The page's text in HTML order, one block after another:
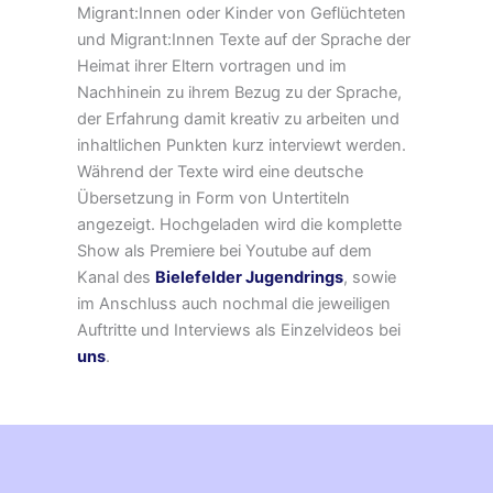
Migrant:Innen oder Kinder von Geflüchteten
und Migrant:Innen Texte auf der Sprache der
Heimat ihrer Eltern vortragen und im
Nachhinein zu ihrem Bezug zu der Sprache,
der Erfahrung damit kreativ zu arbeiten und
inhaltlichen Punkten kurz interviewt werden.
Während der Texte wird eine deutsche
Übersetzung in Form von Untertiteln
angezeigt. Hochgeladen wird die komplette
Show als Premiere bei Youtube auf dem
Kanal des Bielefelder Jugendrings, sowie
im Anschluss auch nochmal die jeweiligen
Auftritte und Interviews als Einzelvideos bei
uns.